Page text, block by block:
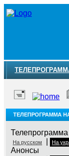
ТЕЛЕПРОГРАММА
Телепрограмма
На русском На
Анонсы